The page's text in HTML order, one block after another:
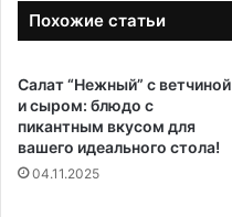
Похожие статьи
Салат “Нежный” с ветчиной
и сыром: блюдо с
пикантным вкусом для
вашего идеального стола!
04.11.2025